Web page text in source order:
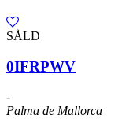
SÅLD
0IFRPWV
-
Palma de Mallorca